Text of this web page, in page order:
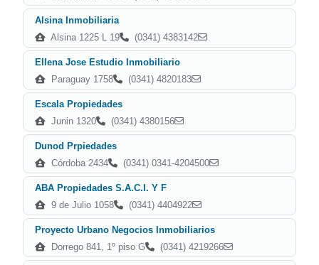
Alsina Inmobiliaria
Alsina 1225 L 19
(0341) 4383142
Ellena Jose Estudio Inmobiliario
Paraguay 1758
(0341) 4820183
Escala Propiedades
Junin 1320
(0341) 4380156
Dunod Prpiedades
Córdoba 2434
(0341) 0341-4204500
ABA Propiedades S.A.C.I. Y F
9 de Julio 1058
(0341) 4404922
Proyecto Urbano Negocios Inmobiliarios
Dorrego 841, 1º piso G
(0341) 4219266